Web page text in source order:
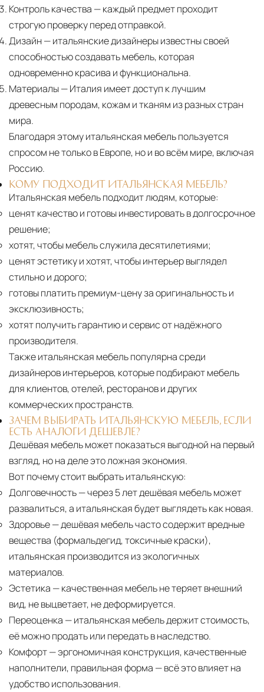
Контроль качества — каждый предмет проходит
строгую проверку перед отправкой.
Дизайн— итальянские дизайнеры известны своей
способностью создавать мебель, которая
одновременно красива и функциональна.
Материалы— Италия имеет доступ к лучшим
древесным породам, кожам и тканям из разных стран
мира.
Благодаря этому итальянская мебель пользуется
спросом не только в Европе, но и во всём мире, включая
Россию.
КОМУ ПОДХОДИТ ИТАЛЬЯНСКАЯ МЕБЕЛЬ?
Итальянская мебель подходит людям, которые:
ценят качество и готовы инвестировать в долгосрочное
решение;
хотят, чтобы мебель служила десятилетиями;
ценят эстетику и хотят, чтобы интерьер выглядел
стильно и дорого;
готовы платить премиум-цену за оригинальность и
эксклюзивность;
хотят получить гарантию и сервис от надёжного
производителя.
Также итальянская мебель популярна среди
дизайнеров интерьеров, которые подбирают мебель
для клиентов, отелей, ресторанов и других
коммерческих пространств.
ЗАЧЕМ ВЫБИРАТЬ ИТАЛЬЯНСКУЮ МЕБЕЛЬ, ЕСЛИ
ЕСТЬ АНАЛОГИ ДЕШЕВЛЕ?
Дешёвая мебель может показаться выгодной на первый
взгляд, но на деле это ложная экономия.
Вот почему стоит выбрать итальянскую:
Долговечность— через 5 лет дешёвая мебель может
развалиться, а итальянская будет выглядеть как новая.
Здоровье— дешёвая мебель часто содержит вредные
вещества (формальдегид, токсичные краски),
итальянская производится из экологичных
материалов.
Эстетика — качественная мебель не теряет внешний
вид, не выцветает, не деформируется.
Переоценка — итальянская мебель держит стоимость,
её можно продать или передать в наследство.
Комфорт— эргономичная конструкция, качественные
наполнители, правильная форма — всё это влияет на
удобство использования.